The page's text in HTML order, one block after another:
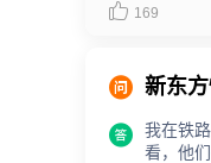
 169
 新东

我在铁
看，他